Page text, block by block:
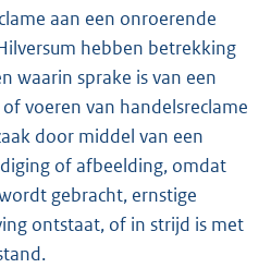
aan een onroerende
hebben betrekking
waarin sprake is van een
voeren van handelsreclame
door middel van een
of afbeelding, omdat
gebracht, ernstige
ontstaat, of in strijd is met